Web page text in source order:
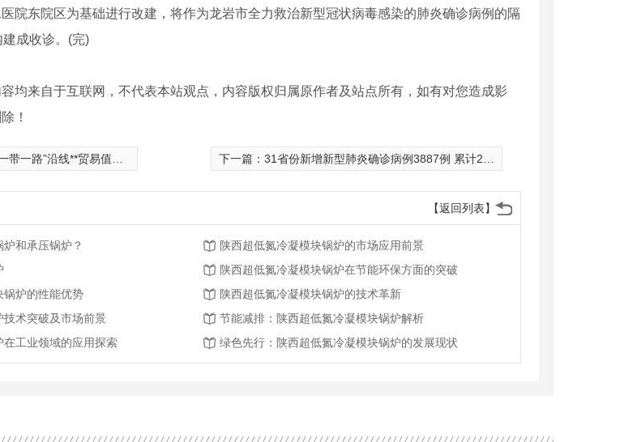
东院区为基础进行改建，将作为龙岩市全力救治新型冠状病毒感染的肺炎确诊病例的隔
成收诊。(完)
均来自于互联网，不代表本站观点，内容版权归属原作者及站点所有，如有对您造成影
！
”沿线**贸易值同比增长4% 下一篇： 31省份新增新型肺炎确诊病例3887例 累计24324例
【返回列表】
和承压锅炉？
陕西超低氮冷凝模块锅炉的市场应用前景
陕西超低氮冷凝模块锅炉在节能环保方面的突破
锅炉的性能优势
陕西超低氮冷凝模块锅炉的技术革新
技术突破及市场前景
节能减排：陕西超低氮冷凝模块锅炉解析
在工业领域的应用探索
绿色先行：陕西超低氮冷凝模块锅炉的发展现状